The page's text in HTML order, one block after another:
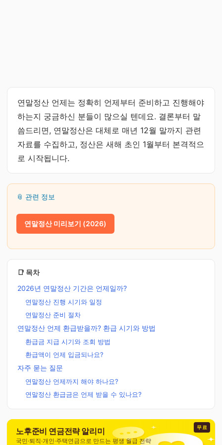
연말정산 언제는 정확히 언제부터 준비하고 진행해야
하는지 궁금하신 분들이 많으실 텐데요. 결론부터 말
씀드리면, 연말정산은 대체로 매년 12월 말까지 관련
자료를 수집하고, 정산은 새해 초인 1월부터 본격적으
로 시작됩니다.
📎 관련 정보
연말정산 미리보기 (2026)
📑 목차
2026년 연말정산 기간은 언제일까?
연말정산 진행 시기와 일정
연말정산 준비 절차
연말정산 언제 환급받을까? 환급 시기와 방법
환급금 지급 시기와 조회 방법
환급액이 언제 입금되나요?
자주 묻는 질문
연말정산 언제까지 해야 하나요?
연말정산 환급금은 언제 받을 수 있나요?
무료
노후준비 연금전략 알리미
국민·퇴직·개인·주택연금으로 만드는 평생 월급 전략